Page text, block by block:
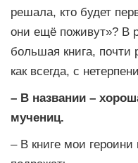
решала, кто будет
они ещё поживут»? В
большая книга,
как всегда, с
– В названии –
мучениц.
– В книге мои героини